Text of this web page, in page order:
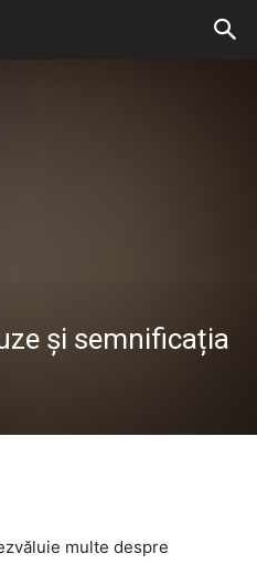
și semnificația
multe despre